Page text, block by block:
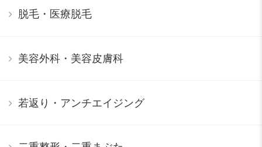
脱毛・医療脱毛
美容外科・美容皮膚科
若返り・アンチエイジング